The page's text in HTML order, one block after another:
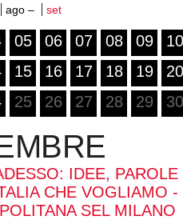
ago – set
05 06 07 08 09
10
15 16 17 18 19
20
25 26 27 28 29 30
IDEE, PAROLE
CHE VOGLIAMO -
SEL MILANO